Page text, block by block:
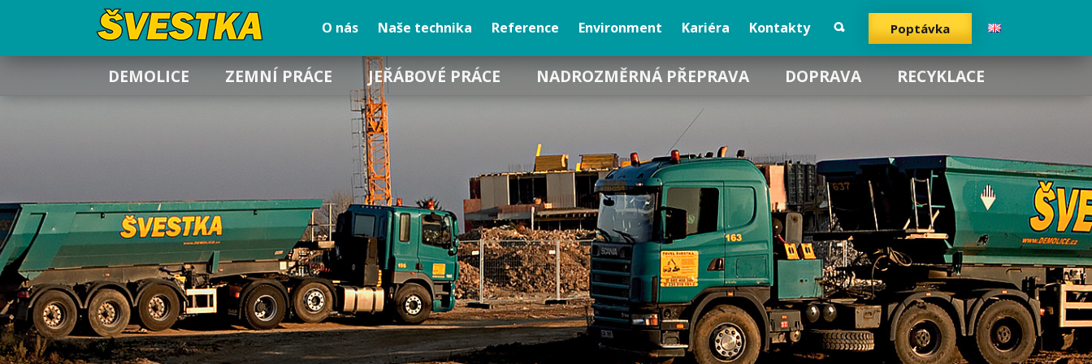
Poptávka
O nás Naše technika Reference Environment Kariéra Kontakty
DEMOLICE ZEMNÍ PRÁCE JEŘÁBOVÉ PRÁCE NADROZMĚRNÁ PŘEPRAVA DOPRAVA RECYKLACE